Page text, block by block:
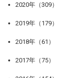
2020年（309）
2019年（179）
2018年（61）
2017年（75）